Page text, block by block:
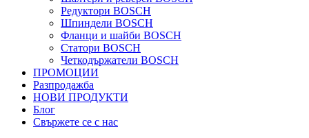
Редуктори BOSCH
Шпиндели BOSCH
Фланци и шайби BOSCH
Статори BOSCH
Четкодържатели BOSCH
ПРОМОЦИИ
Разпродажба
НОВИ ПРОДУКТИ
Блог
Свържете се с нас